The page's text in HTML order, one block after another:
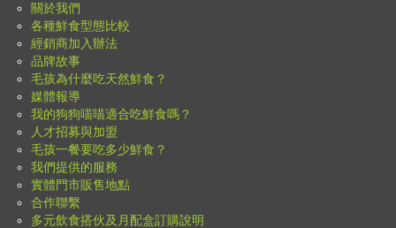
關於我們
各種鮮食型態比較
經銷商加入辦法
品牌故事
毛孩為什麼吃天然鮮食？
媒體報導
我的狗狗喵喵適合吃鮮食嗎？
人才招募與加盟
毛孩一餐要吃多少鮮食？
我們提供的服務
實體門市販售地點
合作聯繫
多元飲食搭伙及月配盒訂購說明